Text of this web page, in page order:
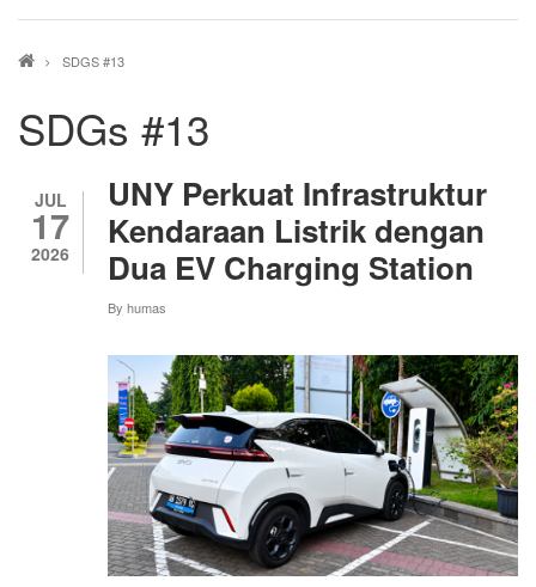
Breadcrumb
SDGS #13
SDGs #13
JUL
17
2026
UNY Perkuat Infrastruktur
Kendaraan Listrik dengan
Dua EV Charging Station
By humas